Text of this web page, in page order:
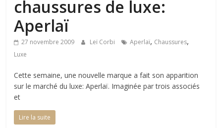
chaussures de luxe:
Aperlaï
27 novembre 2009 Leï Corbi Aperlaï, Chaussures,
Luxe
Cette semaine, une nouvelle marque a fait son apparition
sur le marché du luxe: Aperlaï. Imaginée par trois associés
et
Lire la suite